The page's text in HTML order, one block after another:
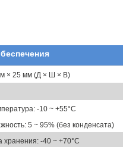
× 25 мм(Д × Ш × В)
-10 ~ +55°C
5~ 95% (без конденсата)
хранения: -40 ~ +70°C